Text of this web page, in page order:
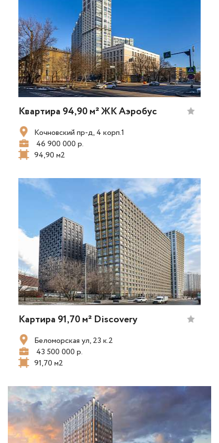
Квартира 94,90 м² ЖК Аэробус
Кочновский пр-д, 4 корп.1
46 900 000 р.
94,90 м2
Картира 91,70 м² Discovery
Беломорская ул, 23 к.2
43 500 000 р.
91,70 м2